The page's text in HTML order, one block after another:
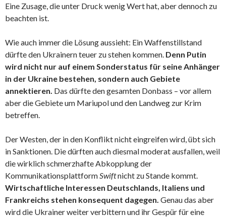
Eine Zusage, die unter Druck wenig Wert hat, aber dennoch zu
beachten ist.
Wie auch immer die Lösung aussieht: Ein Waffenstillstand
dürfte den Ukrainern teuer zu stehen kommen. Denn Putin
wird nicht nur auf einem Sonderstatus für seine Anhänger
in der Ukraine bestehen, sondern auch Gebiete
annektieren. Das dürfte den gesamten Donbass – vor allem
aber die Gebiete um Mariupol und den Landweg zur Krim
betreffen.
Der Westen, der in den Konflikt nicht eingreifen wird, übt sich
in Sanktionen. Die dürften auch diesmal moderat ausfallen, weil
die wirklich schmerzhafte Abkopplung der
KommunikationsplattformSwiftnicht zu Stande kommt.
Wirtschaftliche Interessen Deutschlands, Italiens und
Frankreichs stehen konsequent dagegen. Genau das aber
wird die Ukrainer weiter verbittern und ihr Gespür für eine